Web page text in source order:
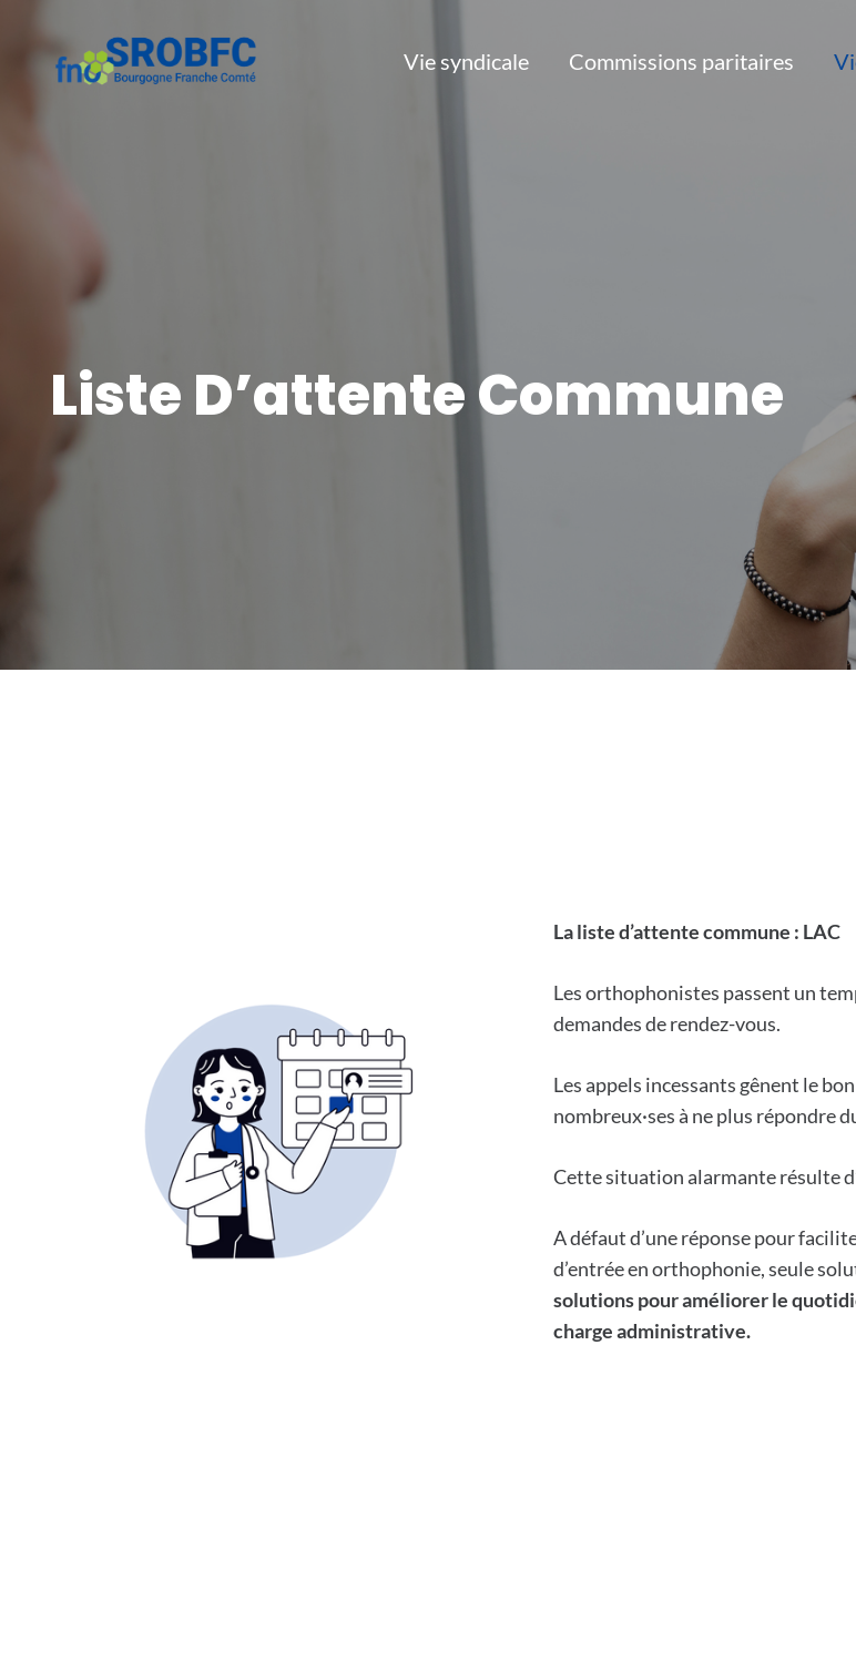
Vie syndicale Commissions paritaires
Liste D’attente Commune
La liste d’attente commune : LAC
Les orthophonistes passent un
demandes de rendez-vous.
Les appels incessants gênent le
nombreux·ses à ne plus répondre
Cette situation alarmante résulte
A défaut d’une réponse pour
d’entrée en orthophonie, seule
solutions pour améliorer le
charge administrative.